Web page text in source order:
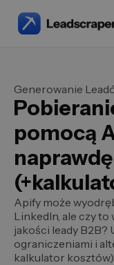
Generowanie
pomocą
Apify może
LinkedIn, ale czy to
jakości leady
ograniczeniami i
kalkulator kosztów).